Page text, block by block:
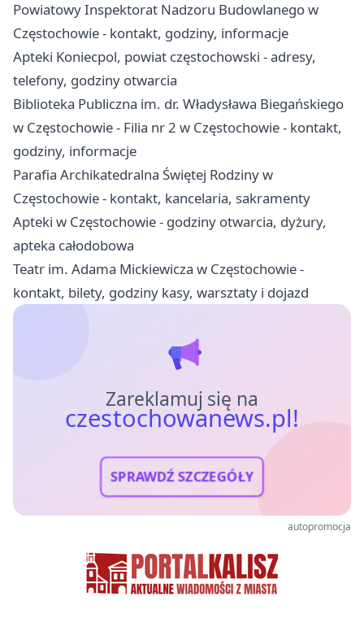
Powiatowy Inspektorat Nadzoru Budowlanego w
Częstochowie - kontakt, godziny, informacje
Apteki Koniecpol, powiat częstochowski - adresy,
telefony, godziny otwarcia
Biblioteka Publiczna im. dr. Władysława Biegańskiego
w Częstochowie - Filia nr 2 w Częstochowie - kontakt,
godziny, informacje
Parafia Archikatedralna Świętej Rodziny w
Częstochowie - kontakt, kancelaria, sakramenty
Apteki w Częstochowie - godziny otwarcia, dyżury,
apteka całodobowa
Teatr im. Adama Mickiewicza w Częstochowie -
kontakt, bilety, godziny kasy, warsztaty i dojazd
Zareklamuj się na
czestochowanews.pl!
SPRAWDŹ SZCZEGÓŁY
autopromocja